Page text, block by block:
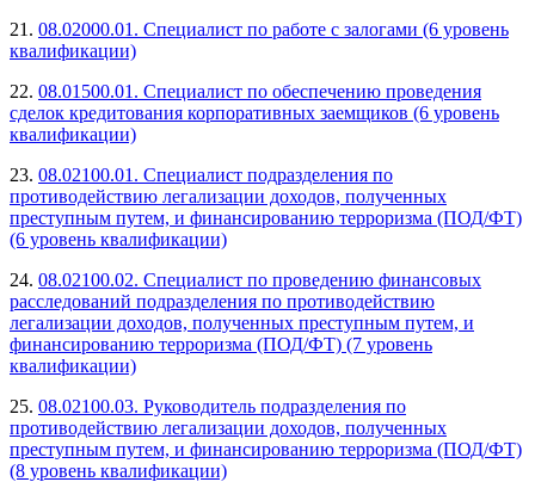
21. 08.02000.01. Специалист по работе с залогами (6 уровень
квалификации)
22. 08.01500.01. Специалист по обеспечению проведения
сделок кредитования корпоративных заемщиков (6 уровень
квалификации)
23. 08.02100.01. Специалист подразделения по
противодействию легализации доходов, полученных
преступным путем, и финансированию терроризма (ПОД/ФТ)
(6 уровень квалификации)
24. 08.02100.02. Специалист по проведению финансовых
расследований подразделения по противодействию
легализации доходов, полученных преступным путем, и
финансированию терроризма (ПОД/ФТ) (7 уровень
квалификации)
25. 08.02100.03. Руководитель подразделения по
противодействию легализации доходов, полученных
преступным путем, и финансированию терроризма (ПОД/ФТ)
(8 уровень квалификации)